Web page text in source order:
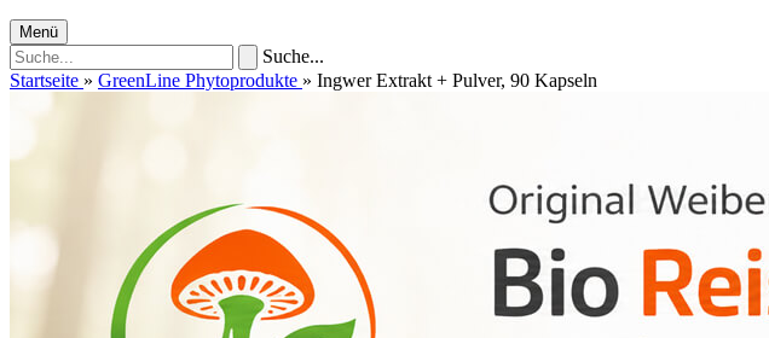
Menü
Suche...
Startseite » GreenLine Phytoprodukte » Ingwer Extrakt + Pulver, 90 Kapseln